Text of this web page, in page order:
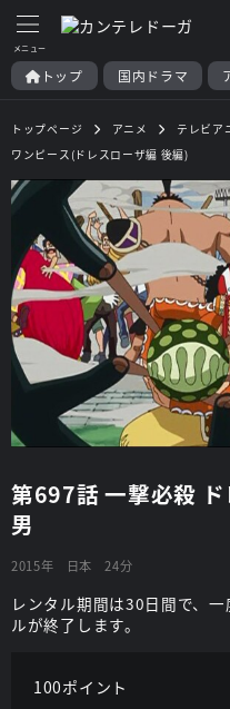
トップ 国内ドラマ
トップページ アニメ
テレビア
ワンピース(ドレスローザ編 後編)
第697話 一撃必殺
男
2015年 日本 24分
レンタル期間は30日間で、
ルが終了します。
100ポイント